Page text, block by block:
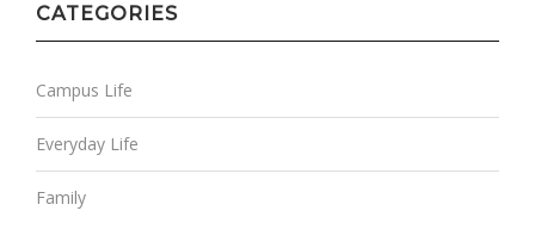
CATEGORIES
Campus Life
Everyday Life
Family